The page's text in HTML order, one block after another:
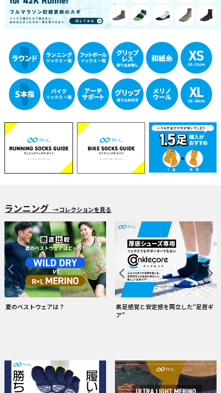
ランニング →コレクションを見る
夏のベストウェアは？
素足感覚と安定感を両立した“足首ギ
ア”